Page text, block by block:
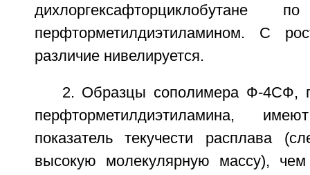
перфторметилдиэтиламином. С
различие нивелируется.
2. Образцы сополимера Ф-4СФ,
перфторметилдиэтиламина,
показатель текучести расплава
высокую молекулярную массу),